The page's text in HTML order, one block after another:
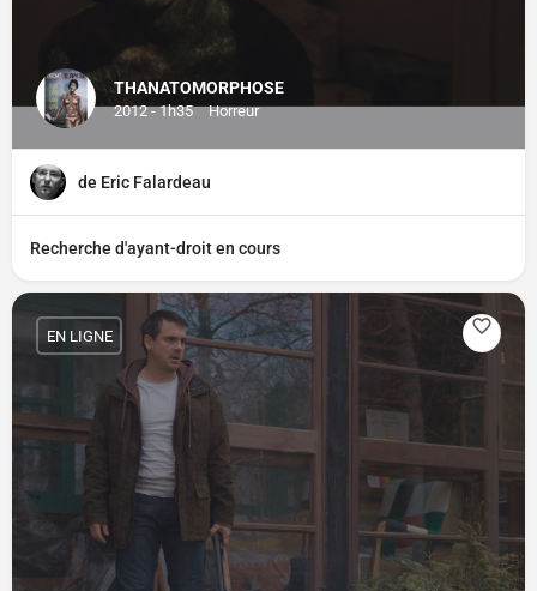
THANATOMORPHOSE
2012 - 1h35 Horreur
de Eric Falardeau
Recherche d'ayant-droit en cours
EN LIGNE